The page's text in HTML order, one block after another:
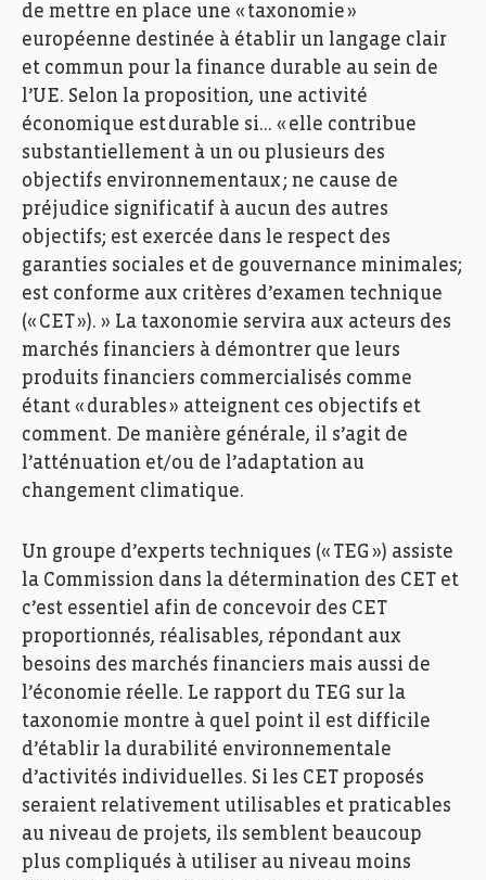
de mettre en place une « taxonomie »
européenne destinée à établir un langage clair
et commun pour la finance durable au sein de
l’UE. Selon la proposition, une activité
économique est durable si… « elle contribue
substantiellement à un ou plusieurs des
objectifs environnementaux ; ne cause de
préjudice significatif à aucun des autres
objectifs; est exercée dans le respect des
garanties sociales et de gouvernance minimales;
est conforme aux critères d’examen technique
(« CET »). » La taxonomie servira aux acteurs des
marchés financiers à démontrer que leurs
produits financiers commercialisés comme
étant « durables » atteignent ces objectifs et
comment. De manière générale, il s’agit de
l’atténuation et/ou de l’adaptation au
changement climatique.
Un groupe d’experts techniques (« TEG ») assiste
la Commission dans la détermination des CET et
c’est essentiel afin de concevoir des CET
proportionnés, réalisables, répondant aux
besoins des marchés financiers mais aussi de
l’économie réelle. Le rapport du TEG sur la
taxonomie montre à quel point il est difficile
d’établir la durabilité environnementale
d’activités individuelles. Si les CET proposés
seraient relativement utilisables et praticables
au niveau de projets, ils semblent beaucoup
plus compliqués à utiliser au niveau moins